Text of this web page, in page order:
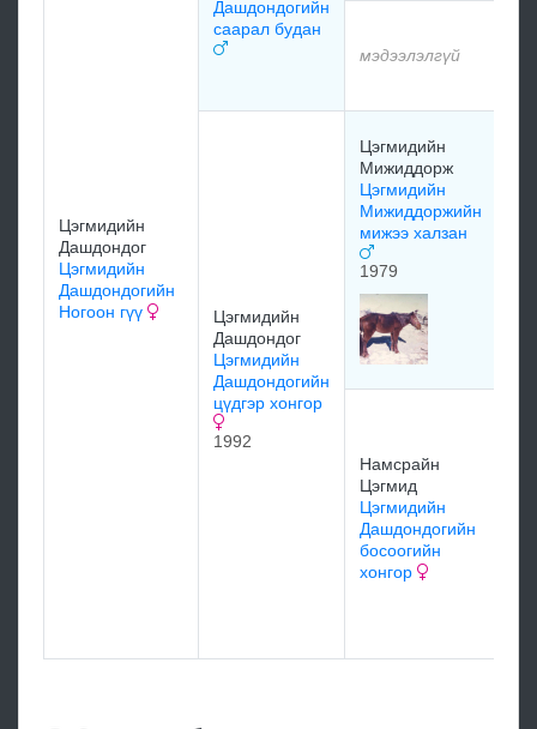
Цэгмидийн
Дашдондог
Цэгмидийн
Дашдондогийн
Ногоон гүү
Дашдондогийн
саарал будан
мэдээлэлгүй
Цэгмидийн
Дашдондог
Цэгмидийн
Дашдондогийн
цүдгэр хонгор
1992
Цэгмидийн
Мижиддорж
Цэгмидийн
Мижиддоржийн
мижээ халзан
1979
Намсрайн
Цэгмид
Цэгмидийн
Дашдондогийн
босоогийн
хонгор